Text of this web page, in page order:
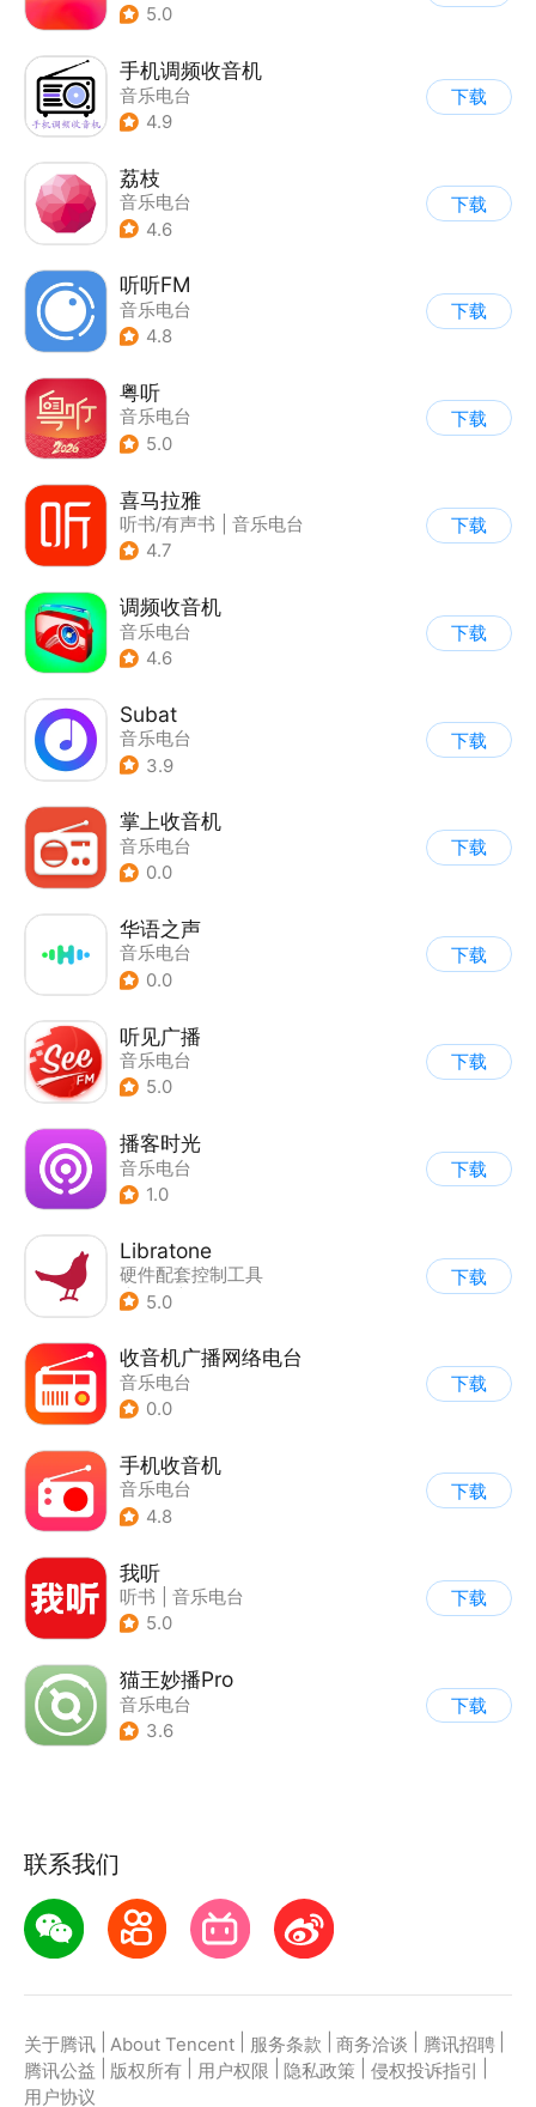
5.0
手机调频收音机
音乐电台
4.9
下载
荔枝
音乐电台
4.6
下载
听听FM
音乐电台
4.8
下载
粤听
音乐电台
5.0
下载
喜马拉雅
听书/有声书
音乐电台
4.7
下载
调频收音机
音乐电台
4.6
下载
Subat
音乐电台
3.9
下载
掌上收音机
音乐电台
0.0
下载
华语之声
音乐电台
0.0
下载
听见广播
音乐电台
5.0
下载
播客时光
音乐电台
1.0
下载
Libratone
硬件配套控制工具
| 其他
5.0
下载
收音机广播网络电台
音乐电台
0.0
下载
手机收音机
音乐电台
4.8
下载
我听
听书
音乐电台
5.0
下载
猫王妙播Pro
音乐电台
3.6
下载
联系我们
关于腾讯 About Tencent 服务条款 商务洽谈 腾讯招聘
腾讯公益
版权所有 用户权限 隐私政策 侵权投诉指引
用户协议